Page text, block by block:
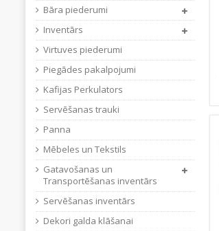
Bāra piederumi
Inventārs
Virtuves piederumi
Piegādes pakalpojumi
Kafijas Perkulators
Servēšanas trauki
Panna
Mēbeles un Tekstils
Gatavošanas un
Transportēšanas inventārs
Servēšanas inventārs
Dekori galda klāšanai